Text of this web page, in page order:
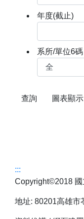
年度(截止)
系所/單位6碼
:::
Copyright©2018
地址: 80201高雄市